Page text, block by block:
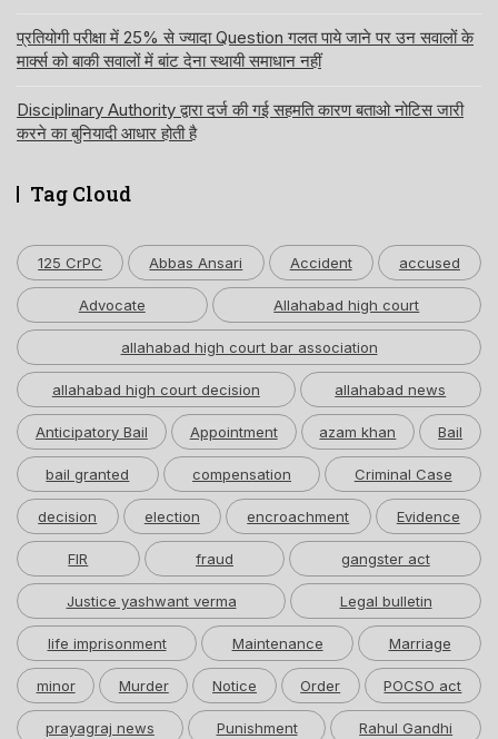
प्रतियोगी परीक्षा में 25% से ज्यादा Question गलत पाये जाने पर उन सवालों के
मार्क्स को बाकी सवालों में बांट देना स्थायी समाधान नहीं
Disciplinary Authority द्वारा दर्ज की गई सहमति कारण बताओ नोटिस जारी
करने का बुनियादी आधार होती है
Tag Cloud
125 CrPC Abbas Ansari Accident accused
Advocate Allahabad high court
allahabad high court bar association
allahabad high court decision allahabad news
Anticipatory Bail Appointment azam khan Bail
bail granted compensation Criminal Case
decision election encroachment Evidence
FIR fraud gangster act
Justice yashwant verma Legal bulletin
life imprisonment Maintenance Marriage
minor Murder Notice Order POCSO act
prayagraj news Punishment Rahul Gandhi